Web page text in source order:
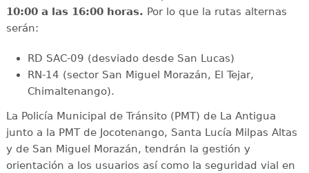
10:00 a las 16:00 horas. Por lo que la rutas alternas
serán:
RD SAC-09 (desviado desde San Lucas)
RN-14 (sector San Miguel Morazán, El Tejar,
Chimaltenango).
La Policía Municipal de Tránsito (PMT) de La Antigua
junto a la PMT de Jocotenango, Santa Lucía Milpas Altas
y de San Miguel Morazán, tendrán la gestión y
orientación a los usuarios así como la seguridad vial en